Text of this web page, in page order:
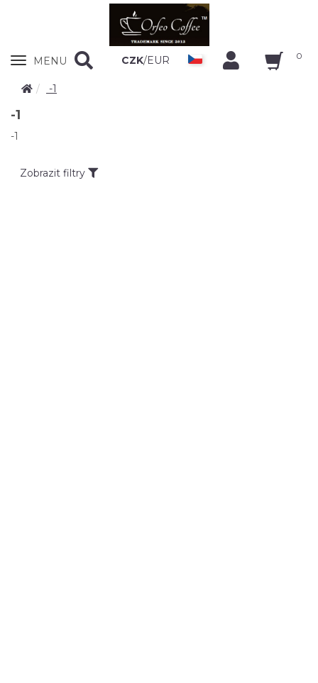
Zobrazit
MENU CZK/EUR 0
-1
-1
-1
Zobrazit filtry